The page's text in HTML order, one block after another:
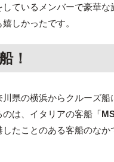
ているメンバーで豪華な
しかったです。
！
県の横浜からクルーズ船
は、イタリアの客船「
たことのある客船のなか